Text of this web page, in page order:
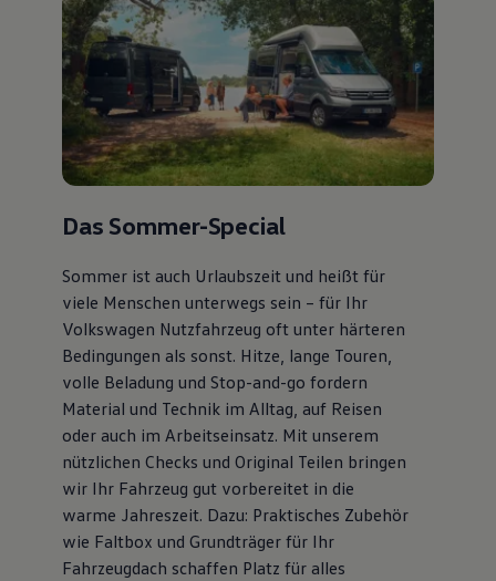
Das Sommer-Special
Sommer ist auch Urlaubszeit und heißt für
viele Menschen unterwegs sein – für Ihr
Volkswagen Nutzfahrzeug oft unter härteren
Bedingungen als sonst. Hitze, lange Touren,
volle Beladung und Stop-and-go fordern
Material und Technik im Alltag, auf Reisen
oder auch im Arbeitseinsatz. Mit unserem
nützlichen Checks und Original Teilen bringen
wir Ihr Fahrzeug gut vorbereitet in die
warme Jahreszeit. Dazu: Praktisches Zubehör
wie Faltbox und Grundträger für Ihr
Fahrzeugdach schaffen Platz für alles